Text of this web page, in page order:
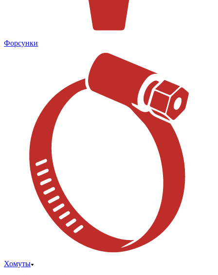
Форсунки
Хомуты